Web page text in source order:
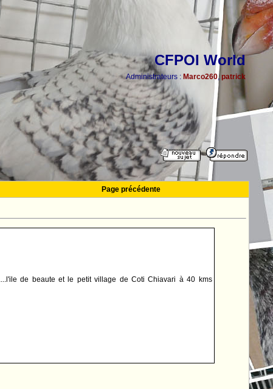
CFPOI World
Administrateurs : Marco260, patrick
Page précédente
de beaute et le petit village de Coti Chiavari à 40 kms